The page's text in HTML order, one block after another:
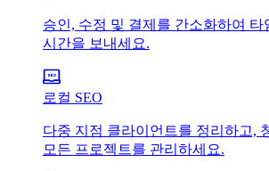
승인, 수정 및 결제를 간소화하여 타
시간을 보내세요.
로컬 SEO
다중 지점 클라이언트를 정리하고,
모든 프로젝트를 관리하세요.